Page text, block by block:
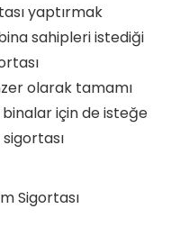
yaptırmak
sahipleri istediği
olarak tamamı
için de isteğe
Sigortası